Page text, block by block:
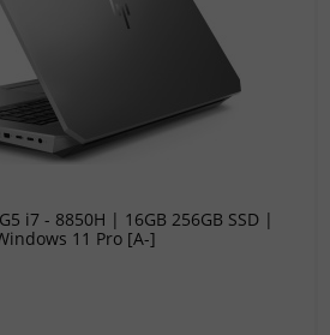
i7 - 8850H | 16GB 256GB SSD |
11 Pro [A-]
do koszyka